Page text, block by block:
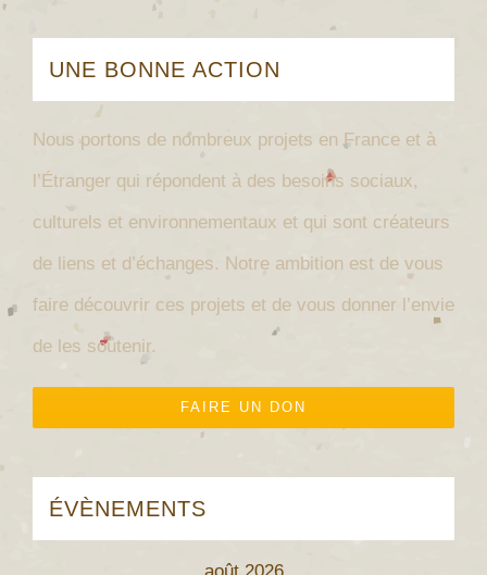
UNE BONNE ACTION
Nous portons de nombreux projets en France et à
l’Étranger qui répondent à des besoins sociaux,
culturels et environnementaux et qui sont créateurs
de liens et d’échanges. Notre ambition est de vous
faire découvrir ces projets et de vous donner l’envie
de les soutenir.
FAIRE UN DON
ÉVÈNEMENTS
août 2026